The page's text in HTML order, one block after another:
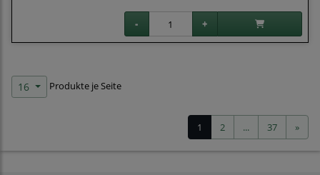
16 Produkte je Seite
1 2 ... 37 »